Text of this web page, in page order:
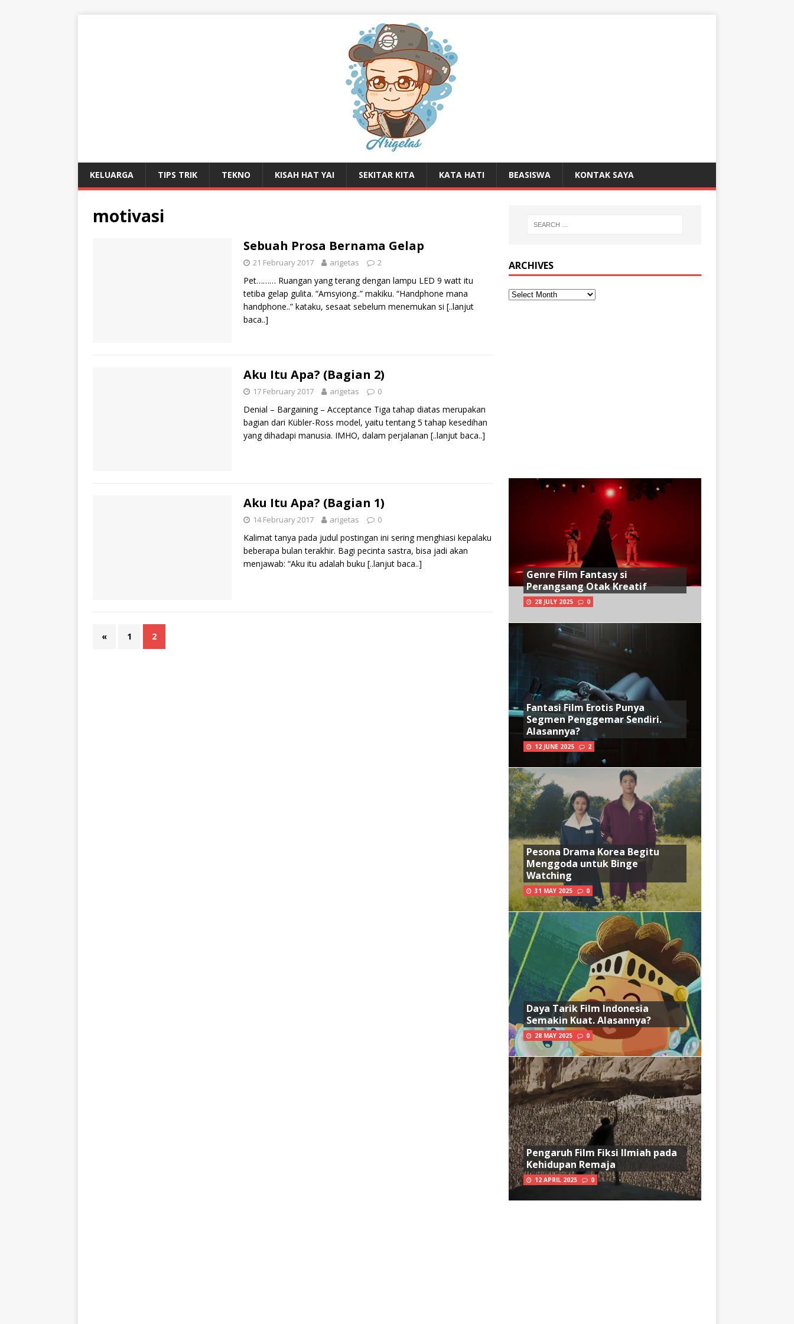
KELUARGA TIPS TRIK TEKNO KISAH HAT YAI SEKITAR KITA KATA HATI BEASISWA KONTAK SAYA
motivasi
Sebuah Prosa Bernama Gelap
21 February 2017 arigetas 2
Pet……… Ruangan yang terang dengan lampu LED 9 watt itu
tetiba gelap gulita. “Amsyiong..” makiku. “Handphone mana
handphone..” kataku, sesaat sebelum menemukan si [..lanjut
baca..]
Aku Itu Apa? (Bagian 2)
17 February 2017 arigetas 0
Denial – Bargaining – Acceptance Tiga tahap diatas merupakan
bagian dari Kübler-Ross model, yaitu tentang 5 tahap kesedihan
yang dihadapi manusia. IMHO, dalam perjalanan [..lanjut baca..]
Aku Itu Apa? (Bagian 1)
14 February 2017 arigetas 0
Kalimat tanya pada judul postingan ini sering menghiasi kepalaku
beberapa bulan terakhir. Bagi pecinta sastra, bisa jadi akan
menjawab: “Aku itu adalah buku [..lanjut baca..]
« 1 2
ARCHIVES
Genre Film Fantasy si
Perangsang Otak Kreatif
28 JULY 2025 0
Fantasi Film Erotis Punya
Segmen Penggemar Sendiri.
Alasannya?
12 JUNE 2025 2
Pesona Drama Korea Begitu
Menggoda untuk Binge
Watching
31 MAY 2025 0
Daya Tarik Film Indonesia
Semakin Kuat. Alasannya?
28 MAY 2025 0
Pengaruh Film Fiksi Ilmiah pada
Kehidupan Remaja
12 APRIL 2025 0